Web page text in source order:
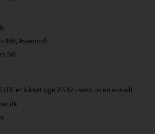
48B, Assentoft
SØ
(Tlf. er lukket uge 27-32 - send os en e-mail)